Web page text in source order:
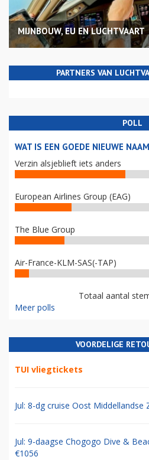
MIJNBOUW, EU EN LUCHTVAART
PARTNERS VAN
POLL
WAT IS EEN GOEDE NIEUWE
Verzin alsjeblieft iets anders
European Airlines Group (EAG)
The Blue Group
Air-France-KLM-SAS(-TAP)
Totaal aantal
Meer polls
VOORDELIGE
TUI vliegtickets
Jul: 8-dg cruise Oost Middellandse
Jul: 9-daagse Chogogo Dive &
€1056